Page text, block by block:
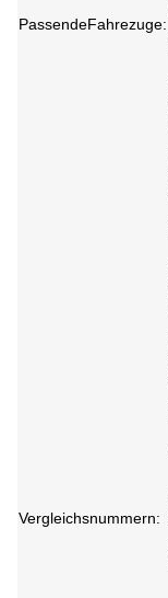
PassendeFahrezuge:
Vergleichsnummern: